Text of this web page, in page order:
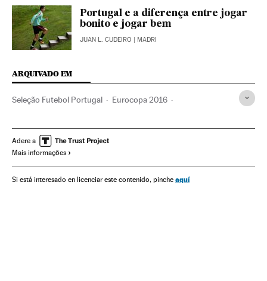
Portugal e a diferença entre jogar
bonito e jogar bem
JUAN L. CUDEIRO | MADRI
ARQUIVADO EM
Seleção Futebol Portugal Eurocopa 2016
Eurocopa Seleções esportivas
Selección portuguesa
Adere a
Mais informações
Si está interesado en licenciar este contenido, pinche aquí